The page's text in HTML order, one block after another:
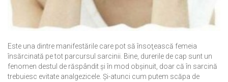
Este una dintre manifestările care pot să însoţească femeia
însărcinată pe tot parcursul sarcinii. Bine, durerile de cap sunt un
fenomen destul de răspândit şi în mod obşinuit, doar că în sarcină
trebuiesc evitate analgezicele. Şi-atunci cum putem scăpa de